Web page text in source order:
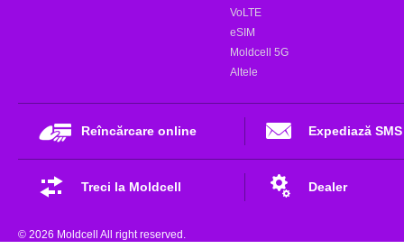
VoLTE
eSIM
Moldcell 5G
Altele
Reîncărcare online Expediază SMS
Treci la Moldcell Dealer
© 2026 Moldcell All right reserved.